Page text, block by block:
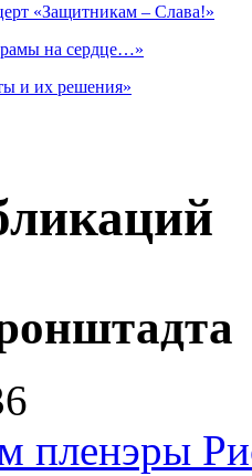
«Защитникам – Слава!»
на сердце…»
и их решения»
пленэры